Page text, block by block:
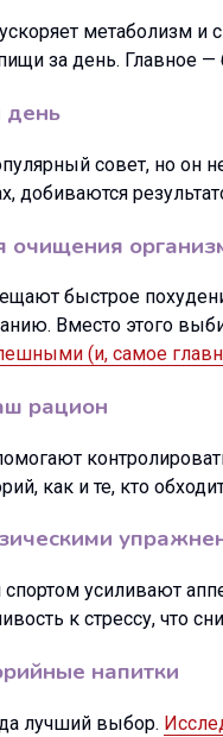
метаболизм
за день. Главное
день
совет, но он не
добиваются
очищения
быстрое
Вместо этого
(и, самое
рацион
как и те, кто
усиливают
к стрессу, что
напитки
лучший выбор.